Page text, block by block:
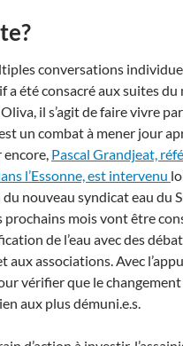
conversations
a été consacré aux suites
il s’agit de faire vivre
un combat à mener jour
encore, Pascal Grandjeat,
l’Essonne, est intervenu
nouveau syndicat eau du
prochains mois vont être
de l’eau avec des
aux associations. Avec
vérifier que le
aux plus démuni.e.s.